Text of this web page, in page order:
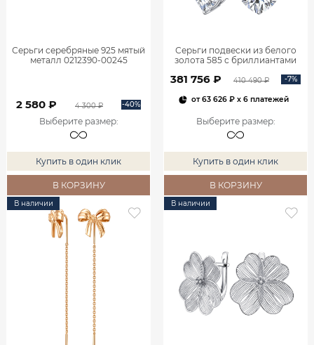
Серьги серебряные 925 мятый
металл 0212390-00245
2 580 ₽ 4 300 ₽ -40%
Выберите размер:
Купить в один клик
В КОРЗИНУ
Серьги подвески из белого
золота 585 с бриллиантами
381 756 ₽ 410 490 ₽ -7%
от63 626 ₽x 6 платежей
Выберите размер:
Купить в один клик
В КОРЗИНУ
В наличии В наличии